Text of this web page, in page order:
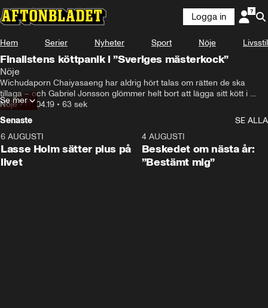
Logga in
Hem Serier Nyheter Sport Nöje Livsstil
Finalistens köttpanik i ”Sveriges mästerkock”
Nöje
Wichudaporn Chaiyasaeng har aldrig hört talas om rätten de ska
tillaga – och Gabriel Jonsson glömmer helt bort att lägga sitt kött i
ugnen.
Nöje•03.04.19 • 63 sek
Se mer
Senaste
SE ALLA
6 AUGUSTI
Lasse Holm sätter plus på
livet
4 AUGUSTI
Beskedet om nästa år:
”Bestämt mig”